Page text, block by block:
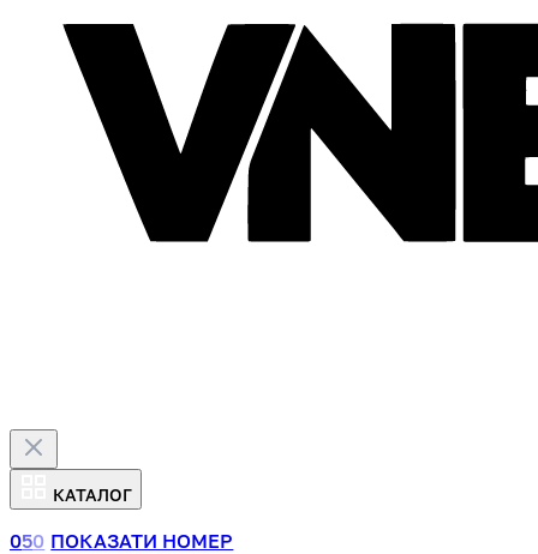
КАТАЛОГ
050 ПОКАЗАТИ НОМЕР